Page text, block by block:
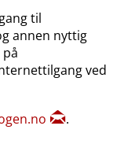
til
annen nyttig
ved
.